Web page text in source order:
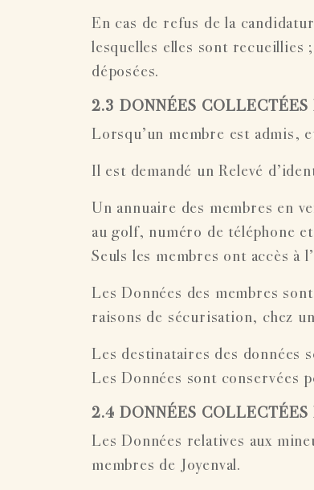
En cas de refus de la
lesquelles elles sont recueillies
déposées.
2.3 DONNÉES COLLECTÉES
Lorsqu’un membre est admis,
Il est demandé un Relevé
Un annuaire des membres en
au golf, numéro de téléphone
Seuls les membres ont accès à
Les Données des membres
raisons de sécurisation, chez
Les destinataires des données
Les Données sont conservées
2.4 DONNÉES COLLECTÉES
Les Données relatives aux
membres de Joyenval.